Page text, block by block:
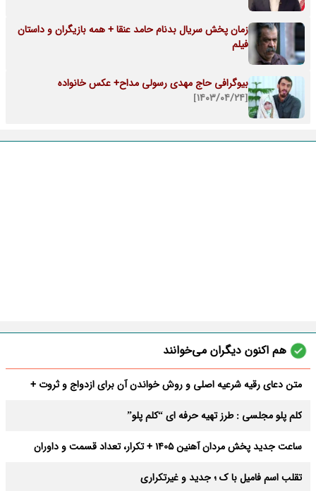
زمان پخش سریال بدنام حامد عنقا + همه بازیگران و داستان
فیلم
بیوگرافی حاج مهدی رسولی مداح+ عکس خانواده
[۱۴۰۳/۰۴/۲۴]
هم اکنون دیگران می‌خوانند
متن دعای رقیه شرعیه اصلی و روش خواندن آن برای ازدواج و ثروت +
کلم پلو مجلسی : طرز تهیه حرفه ای “کلم پلو”
ساعت جدید پخش مردان آهنین 1405 + تکرار، تعداد قسمت و داوران
تقلب اسم فامیل با ک ؛ جدید و غیرتکراری